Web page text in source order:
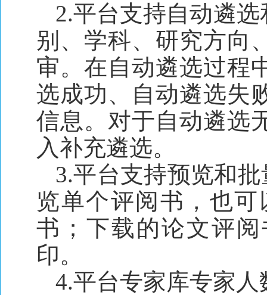
2.平台支持自动遴
别、学科、研究方向
审。在自动遴选过程
选成功、自动遴选失
信息。对于自动遴选
入补充遴选。
3.平台支持预览和
览单个评阅书，也
书；下载的论文评
印。
4.平台专家库专家